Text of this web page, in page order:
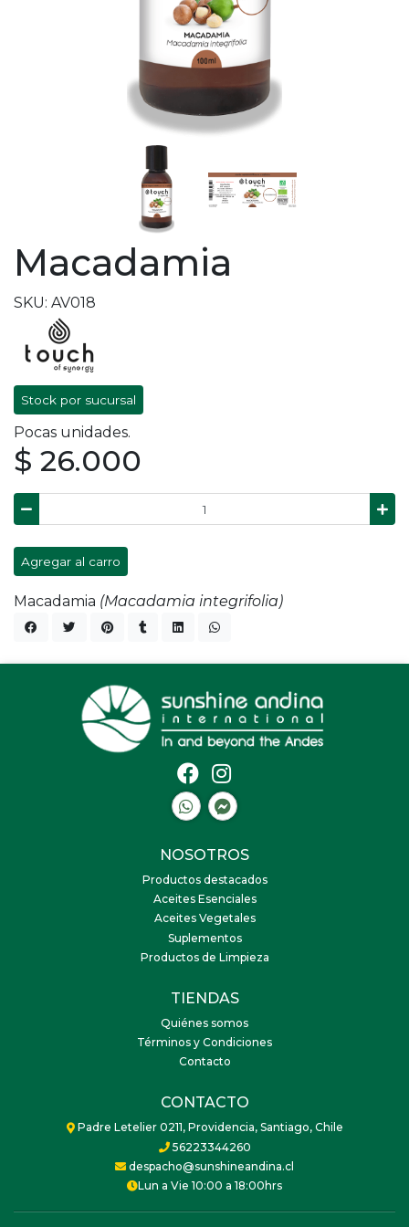
Macadamia
SKU: AV018
Stock por sucursal
Pocas unidades.
$ 26.000
Agregar al carro
Macadamia (Macadamia integrifolia)
NOSOTROS
Productos destacados
Aceites Esenciales
Aceites Vegetales
Suplementos
Productos de Limpieza
TIENDAS
Quiénes somos
Términos y Condiciones
Contacto
CONTACTO
Padre Letelier 0211, Providencia, Santiago, Chile
56223344260
despacho@sunshineandina.cl
Lun a Vie 10:00 a 18:00hrs